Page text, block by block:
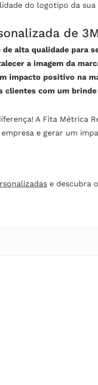
do logotipo da sua
de
alta qualidade para
a imagem da
impacto positivo na
clientes com um
A Fita Métrica
e gerar um
e descubra